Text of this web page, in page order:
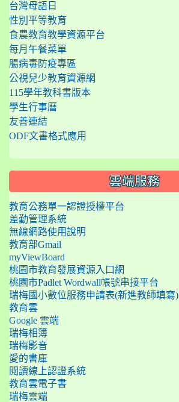
台灣母語日
性別平等教育
食農教育教學資源平台
每月午餐菜單
腸病毒防疫專區
公視兒少教育資源網
115學年教科書版本
學生行事曆
友善連結
ODF文書格式應用
雲端服務
教育公務單一認證授權平台
差勤管理系統
無線網路使用說明
教育部Gmail
myViewBoard
桃園市教育發展資源入口網
桃園市Padlet Wordwall帳號串接平台
瑞梅國小數位服務申請表(新進教師填寫)
教育雲
Google 雲端
瑞梅相簿
瑞梅影音
愛的書庫
閱讀線上認證系統
教育雲電子書
瑞梅雲端